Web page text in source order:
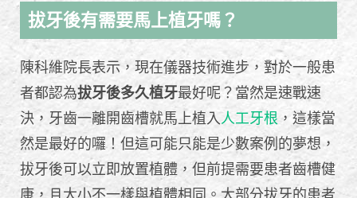
拔牙後有需要馬上植牙嗎？
陳科維院長表示，現在儀器技術進步，對於一般患
者都認為拔牙後多久植牙最好呢？當然是速戰速
決，牙齒一離開齒槽就馬上植入人工牙根 ，這樣當
然是最好的囉！但這可能只能是少數案例的夢想，
拔牙後可以立即放置植體，但前提需要患者齒槽健